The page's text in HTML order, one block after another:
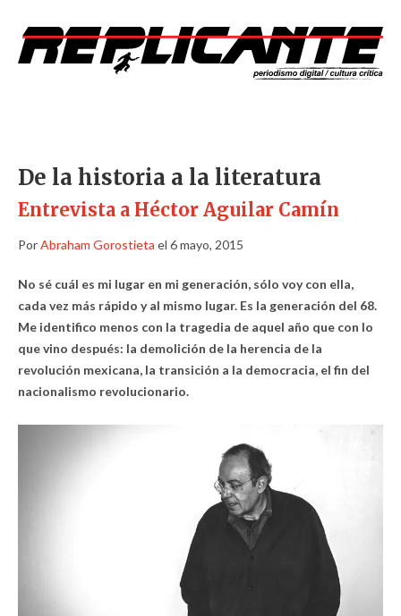
De la historia a la literatura
Entrevista a Héctor Aguilar Camín
PorAbraham Gorostieta el 6 mayo, 2015
No sé cuál es mi lugar en mi generación, sólo voy con ella,
cada vez más rápido y al mismo lugar. Es la generación del 68.
Me identifico menos con la tragedia de aquel año que con lo
que vino después: la demolición de la herencia de la
revolución mexicana, la transición a la democracia, el fin del
nacionalismo revolucionario.